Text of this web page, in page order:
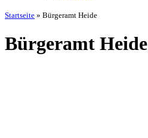
Startseite » Bürgeramt Heide
Bürgeramt Heide